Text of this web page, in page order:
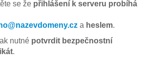
se že přihlášení k serveru probíhá
a heslem.
nutné potvrdit bezpečnostní
.